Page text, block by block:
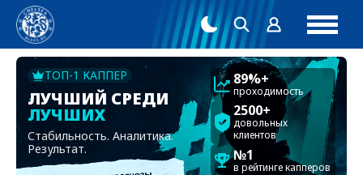
ТОП-1 КАППЕР
ЛУЧШИЙ СРЕДИ
ЛУЧШИХ
Стабильность. Аналитика.
Результат.
89%+
проходимость
2500+
довольных
клиентов
№1
в рейтинге капперов